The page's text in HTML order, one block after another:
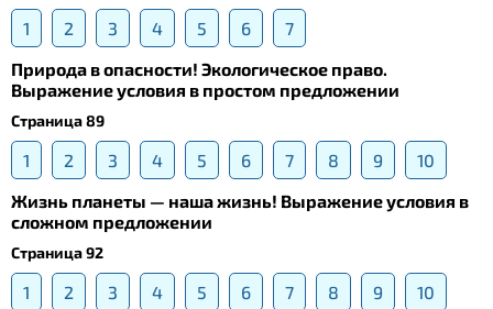
1 2 3 4 5 6
7
Природа в опасности! Экологическое право.
Выражение условия в простом предложении
Страница 89
1 2 3 4 5 6 7 8 9
10
Жизнь планеты — наша жизнь! Выражение условия в
сложном предложении
Страница 92
1 2 3 4 5 6 7 8 9 10